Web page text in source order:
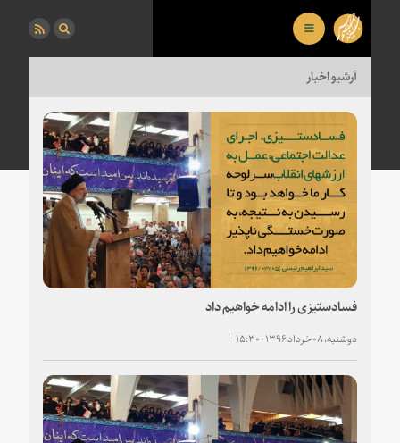
آرشیو اخبار
فسادستیزی را ادامه خواهیم داد
دوشنبه، ۰۸ خرداد ۱۳۹۶ - ۱۵:۳۰